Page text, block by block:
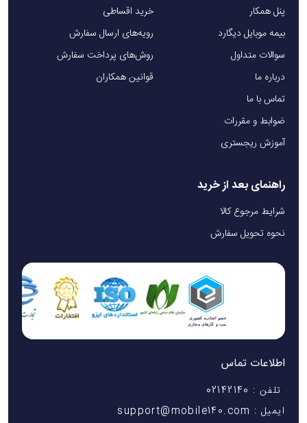
پنل همکار
بیمه موبایل دیگارد
سوالات متداول
درباره ما
تماس با ما
ضوابط و مقررات
آموزش ریجستری
خرید اقساطی
رویه‌های ارسال سفارش
روش‌های پرداخت سفارش
قوانین همکاران
راهنمای بعد از خرید
شرایط مرجوع کالا
نحوه تحویل سفارش
اطلاعات تماس
تلفن : 02142140
ایمیل : support@mobile140.com